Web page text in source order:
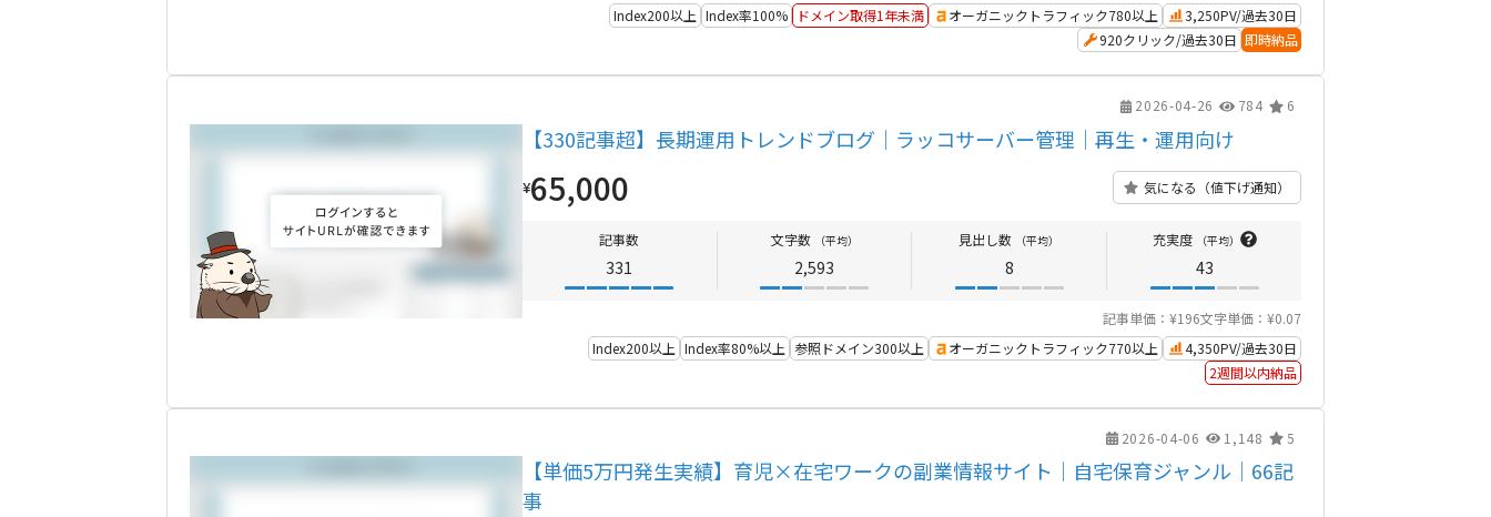
Index200以上 Index率100% ドメイン取得1年未満 オーガニックトラフィック780以上
3,250PV/過去30日
920クリック/過去30日 即時納品
2026-04-26 784 6
【330記事超】長期運用トレンドブログ｜ラッコサーバー管理｜再生・運用向け
¥65,000 気になる（値下げ通知）
記事数
331
文字数 （平均）
2,593
見出し数 （平均）
8
充実度 （平均）
43
記事単価：¥196文字単価：¥0.07
Index200以上 Index率80%以上 参照ドメイン300以上 オーガニックトラフィック770以上
4,350PV/過去30日
2週間以内納品
2026-04-06 1,148 5
【単価5万円発生実績】育児×在宅ワークの副業情報サイト｜自宅保育ジャンル｜66記
事